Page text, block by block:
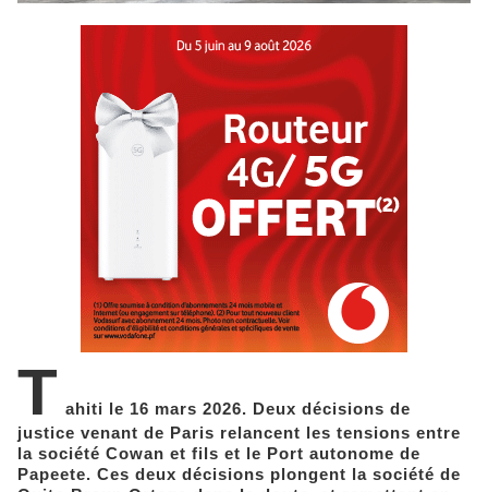
T ahiti le 16 mars 2026. Deux décisions de
justice venant de Paris relancent les tensions entre
la société Cowan et fils et le Port autonome de
Papeete. Ces deux décisions plongent la société de